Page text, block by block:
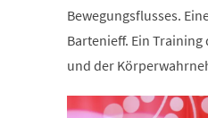
Bewegungsflusses.
Bartenieff. Ein
und der